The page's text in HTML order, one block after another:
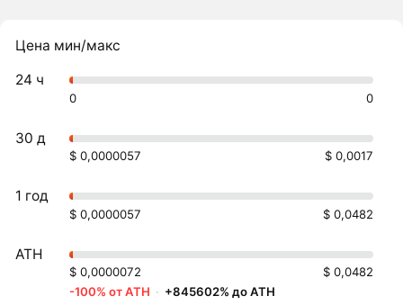
Цена мин/макс
24 ч
0 0
30 д
$ 0,0000057 $ 0,0017
1 год
$ 0,0000057 $ 0,0482
ATH
$ 0,0000072
$ 0,0482
-100% от ATH · +845602% до ATH